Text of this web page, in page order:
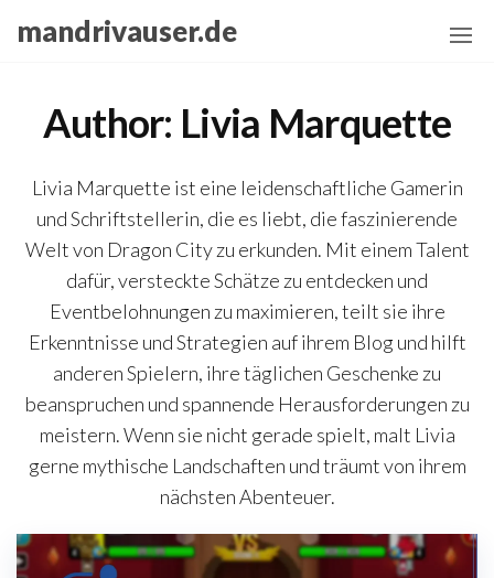
content
mandrivauser.de
Author: Livia Marquette
Livia Marquette ist eine leidenschaftliche Gamerin
und Schriftstellerin, die es liebt, die faszinierende
Welt von Dragon City zu erkunden. Mit einem Talent
dafür, versteckte Schätze zu entdecken und
Eventbelohnungen zu maximieren, teilt sie ihre
Erkenntnisse und Strategien auf ihrem Blog und hilft
anderen Spielern, ihre täglichen Geschenke zu
beanspruchen und spannende Herausforderungen zu
meistern. Wenn sie nicht gerade spielt, malt Livia
gerne mythische Landschaften und träumt von ihrem
nächsten Abenteuer.